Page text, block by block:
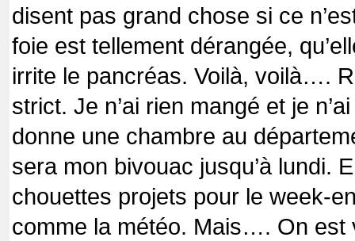
disent pas grand chose si ce
foie est tellement dérangée,
irrite le pancréas. Voilà, voilà….
strict. Je n’ai rien mangé et je
donne une chambre au
sera mon bivouac jusqu’à lundi.
chouettes projets pour le week-
comme la météo. Mais…. On est